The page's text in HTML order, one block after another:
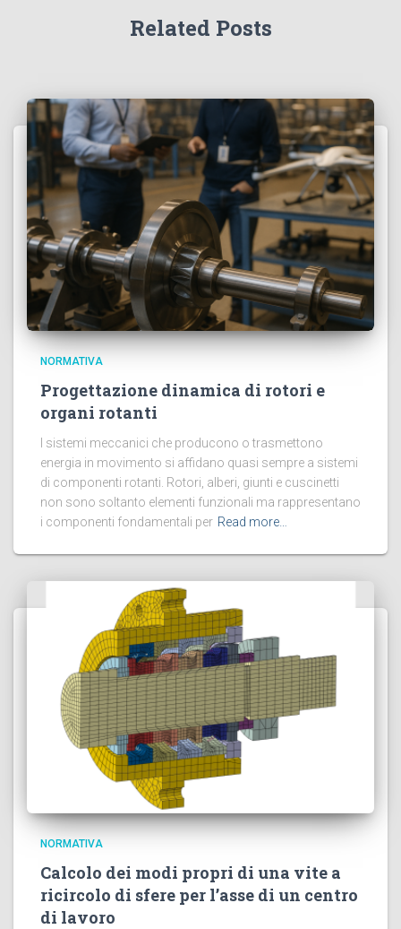
Related Posts
NORMATIVA
Progettazione dinamica di rotori e
organi rotanti
I sistemi meccanici che producono o trasmettono
energia in movimento si affidano quasi sempre a sistemi
di componenti rotanti. Rotori, alberi, giunti e cuscinetti
non sono soltanto elementi funzionali ma rappresentano
i componenti fondamentali per Read more…
NORMATIVA
Calcolo dei modi propri di una vite a
ricircolo di sfere per l’asse di un centro
di lavoro